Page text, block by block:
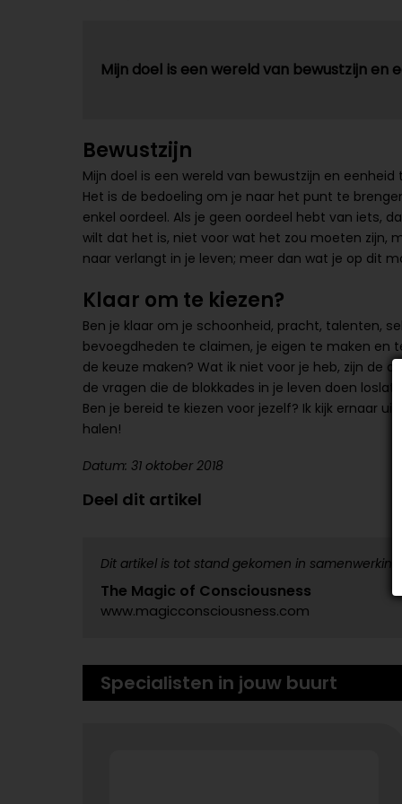
Mijn doel is een wereld van bewustzijn en
Bewustzijn
Mijn doel is een wereld van bewustzijn en
Het is de bedoeling om je naar het punt te
enkel oordeel. Als je geen oordeel hebt van iets,
wilt dat het is, niet voor wat het zou moeten zijn,
naar verlangt in je leven; meer dan wat je op dit
Klaar om te kiezen?
Ben je klaar om je schoonheid, pracht, talenten,
bevoegdheden te claimen, je eigen te maken en
de keuze maken? Wat ik niet voor je heb, zijn de
de vragen die de blokkades in je leven doen
Ben je bereid te kiezen voor jezelf? Ik kijk ernaar
halen!
Datum: 31 oktober 2018
Deel dit artikel
Dit artikel is tot stand gekomen in samenwerking
The Magic of Consciousness
www.magicconsciousness.com
Specialisten in jouw buurt